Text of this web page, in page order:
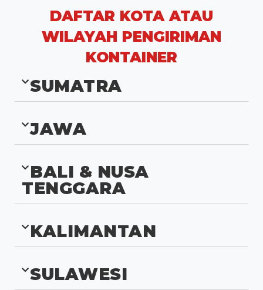
DAFTAR KOTA ATAU
WILAYAH PENGIRIMAN
KONTAINER
SUMATRA
JAWA
BALI & NUSA
TENGGARA
KALIMANTAN
SULAWESI